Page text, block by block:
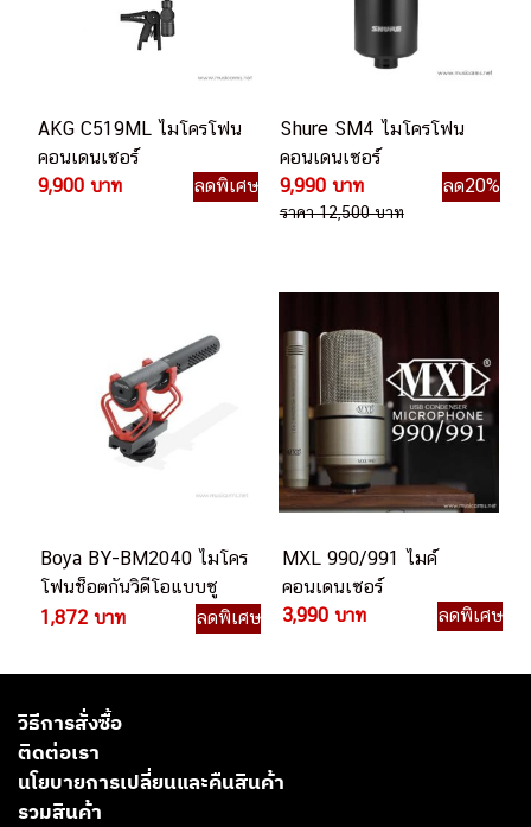
AKG C519ML ไมโครโฟน
คอนเดนเซอร์
9,900 บาท
ลดพิเศษ
Shure SM4 ไมโครโฟน
คอนเดนเซอร์
9,990 บาท
ลด20%
ราคา 12,500 บาท
Boya BY-BM2040 ไมโคร
โฟนช็อตกันวิดีโอแบบซู
เปอร์คาร์ดิออยด์
1,872 บาท ลดพิเศษ
MXL 990/991 ไมค์
คอนเดนเซอร์
3,990 บาท
ลดพิเศษ
วิธีการสั่งซื้อ
ติดต่อเรา
นโยบายการเปลี่ยนและคืนสินค้า
รวมสินค้า